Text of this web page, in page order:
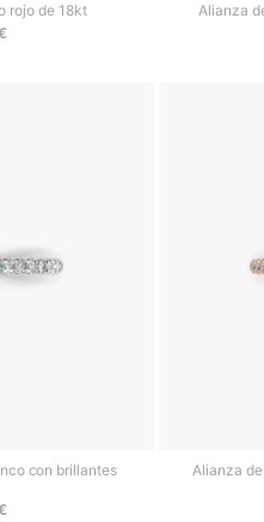
rojo de 18kt
Alianza
con brillantes
Alianza